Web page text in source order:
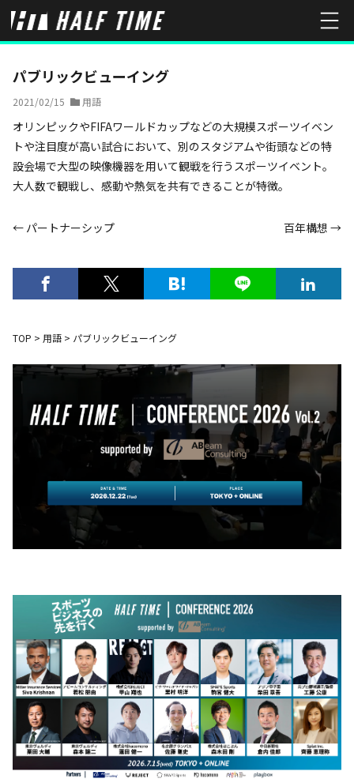
HOME 用語 パブリックビューイング
パブリックビューイング
2021/02/15 用語
オリンピックやFIFAワールドカップなどの大規模スポーツイベン
トや注目度が高い試合において、別のスタジアムや街頭などの特
設会場で大型の映像機器を用いて観戦を行うスポーツイベント。
大人数で観戦し、感動や熱気を共有できることが特徴。
← パートナーシップ 百年構想 →
TOP > 用語 > パブリックビューイング